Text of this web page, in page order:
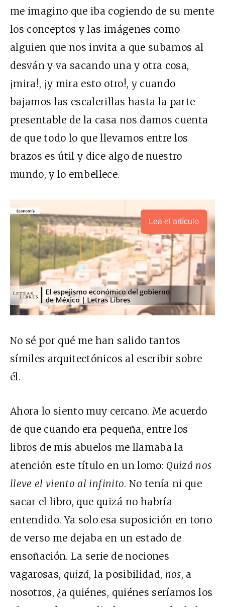
me imagino que iba cogiendo de su mente
los conceptos y las imágenes como
alguien que nos invita a que subamos al
desván y va sacando una y otra cosa,
¡mira!, ¡y mira esto otro!, y cuando
bajamos las escalerillas hasta la parte
presentable de la casa nos damos cuenta
de que todo lo que llevamos entre los
brazos es útil y dice algo de nuestro
mundo, y lo embellece.
Lea el artículo
No sé por qué me han salido tantos
símiles arquitectónicos al escribir sobre
él.
Ahora lo siento muy cercano. Me acuerdo
de que cuando era pequeña, entre los
libros de mis abuelos me llamaba la
atención este título en un lomo: Quizá nos
lleve el viento al infinito. No tenía ni que
sacar el libro, que quizá no habría
entendido. Ya solo esa suposición en tono
de verso me dejaba en un estado de
ensoñación. La serie de nociones
vagarosas, quizá, la posibilidad, nos, a
nosotros, ¿a quiénes, quiénes seríamos los